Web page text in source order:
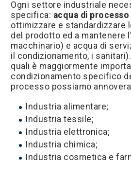
Ogni settore industriale
specifica: acqua di processo
ottimizzare e standardizzare
del prodotto ed a mantenere
macchinario) e acqua di
il condizionamento, i
quali è maggiormente
condizionamento specifico
processo possiamo
Industria alimentare;
Industria tessile;
Industria elettronica;
Industria chimica;
Industria cosmetica e